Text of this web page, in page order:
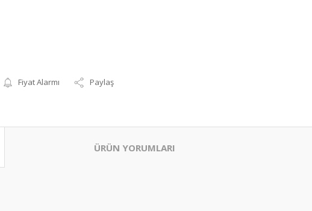
Fiyat Alarmı Paylaş
ÜRÜN YORUMLARI